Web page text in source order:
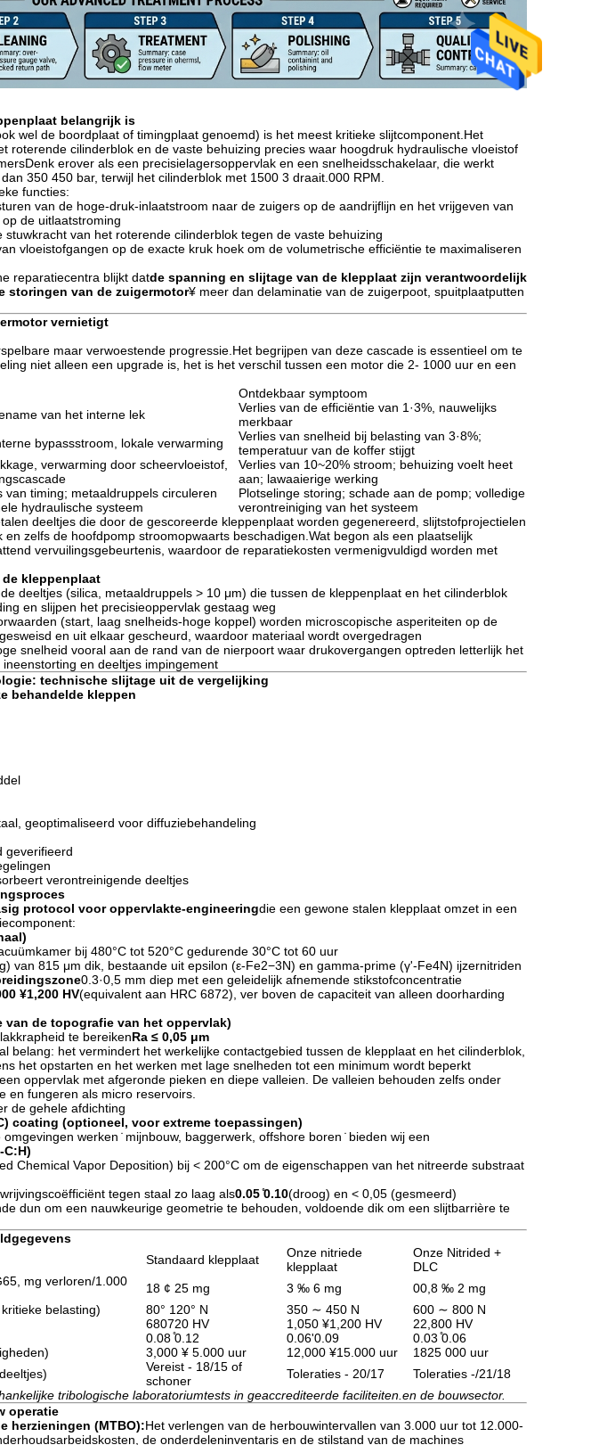
belangrijk is
wel de boordplaat of timingplaat genoemd) is het meest kritieke slijtcomponent.Het
roterende cilinderblok en de vaste behuizing precies waar hoogdruk hydraulische vloeistof
erover als een precisielagersoppervlak en een snelheidsschakelaar, die werkt
350 450 bar, terwijl het cilinderblok met 1500 3 draait.000 RPM.
functies:
van de hoge-druk-inlaatstroom naar de zuigers op de aandrijflijn en het vrijgeven van
de uitlaatstroming
van het roterende cilinderblok tegen de vaste behuizing
vloeistofgangen op de exacte kruk hoek om de volumetrische efficiëntie te maximaliseren
reparatiecentra blijkt datde spanning en slijtage van de klepplaat zijn verantwoordelijk
storingen van de zuigermotor¥ meer dan delaminatie van de zuigerpoot, spuitplaatputten
vernietigt
maar verwoestende progressie.Het begrijpen van deze cascade is essentieel om te
niet alleen een upgrade is, het is het verschil tussen een motor die 2- 1000 uur en een
Ontdekbaar symptoom
van het interne lek
Verlies van de efficiëntie van 1·3%, nauwelijks
merkbaar
bypassstroom, lokale verwarming
Verlies van snelheid bij belasting van 3·8%;
temperatuur van de koffer stijgt
verwarming door scheervloeistof,
Verlies van 10~20% stroom; behuizing voelt heet
aan; lawaaierige werking
van timing; metaaldruppels circuleren
hydraulische systeem
Plotselinge storing; schade aan de pomp; volledige
verontreiniging van het systeem
deeltjes die door de gescoreerde kleppenplaat worden gegenereerd, slijtstofprojectielen
zelfs de hoofdpomp stroomopwaarts beschadigen.Wat begon als een plaatselijk
vervuilingsgebeurtenis, waardoor de reparatiekosten vermenigvuldigd worden met
kleppenplaat
deeltjes (silica, metaaldruppels > 10 μm) die tussen de kleppenplaat en het cilinderblok
en slijpen het precisieoppervlak gestaag weg
(start, laag snelheids-hoge koppel) worden microscopische asperiteiten op de
en uit elkaar gescheurd, waardoor materiaal wordt overgedragen
snelheid vooral aan de rand van de nierpoort waar drukovergangen optreden letterlijk het
en deeltjes impingement
technische slijtage uit de vergelijking
behandelde kleppen
geoptimaliseerd voor diffuziebehandeling
geverifieerd
verontreinigende deeltjes
protocol voor oppervlakte-engineeringdie een gewone stalen klepplaat omzet in een
bij 480°C tot 520°C gedurende 30°C tot 60 uur
van 815 μm dik, bestaande uit epsilon (ε-Fe2−3N) en gamma-prime (γ'-Fe4N) ijzernitriden
0.3·0,5 mm diep met een geleidelijk afnemende stikstofconcentratie
¥1,200 HV(equivalent aan HRC 68­72), ver boven de capaciteit van alleen doorharding
van de topografie van het oppervlak)
te bereikenRa ≤ 0,05 μm
belang: het vermindert het werkelijke contactgebied tussen de klepplaat en het cilinderblok,
het opstarten en het werken met lage snelheden tot een minimum wordt beperkt
oppervlak met afgeronde pieken en diepe valleien. De valleien behouden zelfs onder
en fungeren als micro reservoirs.
de gehele afdichting
coating (optioneel, voor extreme toepassingen)
werken ̇ mijnbouw, baggerwerk, offshore boren ̇ bieden wij een
Chemical Vapor Deposition) bij < 200°C om de eigenschappen van het nitreerde substraat
tegen staal zo laag als0.05 ̊0.10(droog) en < 0,05 (gesmeerd)
dun om een nauwkeurige geometrie te behouden, voldoende dik om een slijtbarrière te
Standaard klepplaat
Onze nitriede
klepplaat
Onze Nitrided +
DLC
mg verloren/1.000
18 ¢ 25 mg 3 ‰ 6 mg
00,8 ‰ 2 mg
belasting)
80° 120° N 350 ∼ 450 N
600 ∼ 800 N
680720 HV 1,050 ¥1,200 HV
22,800 HV
0.08 ̊0.12 0.06'0.09
0.03 ̊0.06
3,000 ¥ 5.000 uur 12,000 ¥15.000 uur
1825 000 uur
Vereist - 18/15 of
schoner
Toleraties - 20/17
Toleraties -/21/18
tribologische laboratoriumtests in geaccrediteerde faciliteiten.en de bouwsector.
operatie
herzieningen (MTBO):Het verlengen van de herbouwintervallen van 3.000 uur tot 12.000-
de onderdeleninventaris en de stilstand van de machines